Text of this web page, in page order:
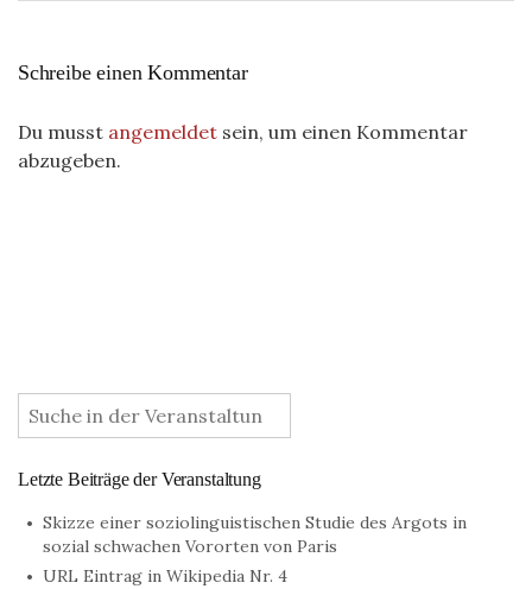
Schreibe einen Kommentar
Du musst angemeldet sein, um einen Kommentar
abzugeben.
:
Letzte Beiträge der Veranstaltung
Skizze einer soziolinguistischen Studie des Argots in
sozial schwachen Vororten von Paris
URL Eintrag in Wikipedia Nr. 4